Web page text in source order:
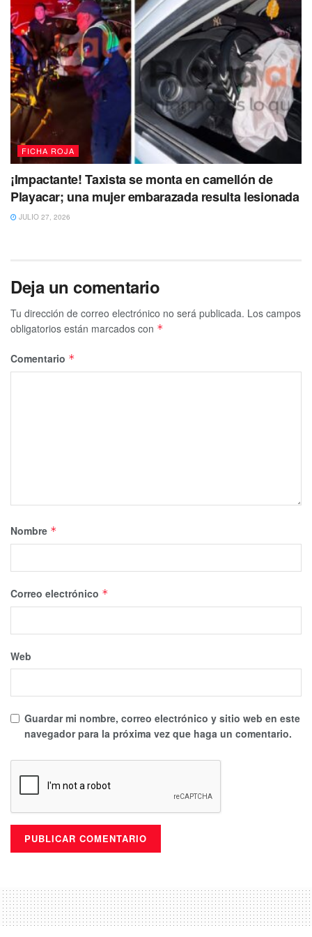
FICHA ROJA
¡Impactante! Taxista se monta en camellón de
Playacar; una mujer embarazada resulta lesionada
JULIO 27, 2026
Deja un comentario
Tu dirección de correo electrónico no será publicada. Los campos
obligatorios están marcados con *
Comentario *
Nombre *
Correo electrónico *
Web
Guardar mi nombre, correo electrónico y sitio web en este
navegador para la próxima vez que haga un comentario.